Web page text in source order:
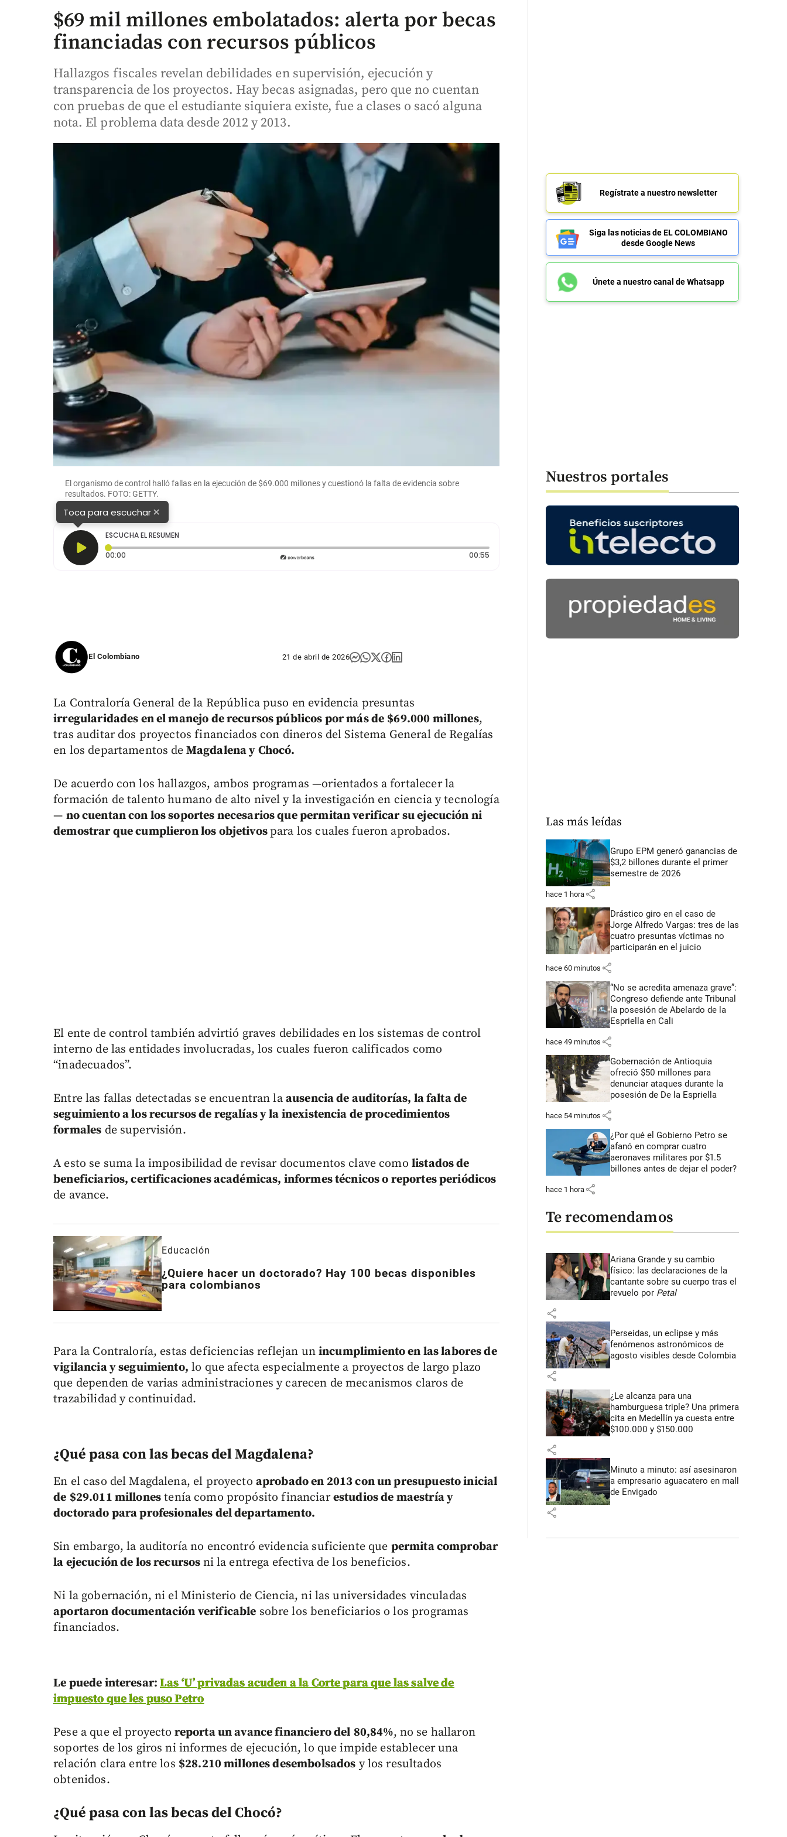
$69 mil millones embolatados: alerta por becas
financiadas con recursos públicos
Hallazgos fiscales revelan debilidades en supervisión, ejecución y
transparencia de los proyectos. Hay becas asignadas, pero que no cuentan
con pruebas de que el estudiante siquiera existe, fue a clases o sacó alguna
nota. El problema data desde 2012 y 2013.
El organismo de control halló fallas en la ejecución de $69.000 millones y cuestionó la falta de evidencia sobre
resultados. FOTO: GETTY.
Toca para escuchar×
ESCUCHA EL RESUMEN
00:00
00:55Duración: 55 segundos
El Colombiano 21 de abril de 2026
La Contraloría General de la República puso en evidencia presuntas
irregularidades en el manejo de recursos públicos por más de $69.000 millones,
tras auditar dos proyectos financiados con dineros del Sistema General de Regalías
en los departamentos de Magdalena y Chocó.
De acuerdo con los hallazgos, ambos programas —orientados a fortalecer la
formación de talento humano de alto nivel y la investigación en ciencia y tecnología
— no cuentan con los soportes necesarios que permitan verificar su ejecución ni
demostrar que cumplieron los objetivospara los cuales fueron aprobados.
El ente de control también advirtió graves debilidades en los sistemas de control
interno de las entidades involucradas, los cuales fueron calificados como
“inadecuados”.
Entre las fallas detectadas se encuentran la ausencia de auditorías, la falta de
seguimiento a los recursos de regalías y la inexistencia de procedimientos
formales de supervisión.
A esto se suma la imposibilidad de revisar documentos clave como listados de
beneficiarios, certificaciones académicas, informes técnicos o reportes periódicos
de avance.
Educación
¿Quiere hacer un doctorado? Hay 100 becas disponibles
para colombianos
Para la Contraloría, estas deficiencias reflejan un incumplimiento en las labores de
vigilancia y seguimiento, lo que afecta especialmente a proyectos de largo plazo
que dependen de varias administraciones y carecen de mecanismos claros de
trazabilidad y continuidad.
¿Qué pasa con las becas del Magdalena?
En el caso del Magdalena, el proyecto aprobado en 2013 con un presupuesto inicial
de $29.011 millones tenía como propósito financiarestudios de maestría y
doctorado para profesionales del departamento.
Sin embargo, la auditoría no encontró evidencia suficiente que permita comprobar
la ejecución de los recursos ni la entrega efectiva de los beneficios.
Ni la gobernación, ni el Ministerio de Ciencia, ni las universidades vinculadas
aportaron documentación verificable sobre los beneficiarios o los programas
financiados.
Le puede interesar:Las ‘U’ privadas acuden a la Corte para que las salve de
impuesto que les puso Petro
Pese a que el proyecto reporta un avance financiero del 80,84%, no se hallaron
soportes de los giros ni informes de ejecución, lo que impide establecer una
relación clara entre los $28.210 millones desembolsados y los resultados
obtenidos.
¿Qué pasa con las becas del Chocó?
Regístrate a nuestro newsletter
Siga las noticias de EL COLOMBIANO
desde Google News
Únete a nuestro canal de Whatsapp
Nuestros portales
Las más leídas
Grupo EPM generó ganancias de
$3,2 billones durante el primer
semestre de 2026
hace 1 hora share
Drástico giro en el caso de
Jorge Alfredo Vargas: tres de las
cuatro presuntas víctimas no
participarán en el juicio
hace 60 minutos share
“No se acredita amenaza grave”:
Congreso defiende ante Tribunal
la posesión de Abelardo de la
Espriella en Cali
hace 49 minutos share
Gobernación de Antioquia
ofreció $50 millones para
denunciar ataques durante la
posesión de De la Espriella
hace 54 minutos share
¿Por qué el Gobierno Petro se
afanó en comprar cuatro
aeronaves militares por $1.5
billones antes de dejar el poder?
hace 1 hora share
Te recomendamos
Ariana Grande y su cambio
físico: las declaraciones de la
cantante sobre su cuerpo tras el
revuelo por Petal
share
Perseidas, un eclipse y más
fenómenos astronómicos de
agosto visibles desde Colombia
share
¿Le alcanza para una
hamburguesa triple? Una primera
cita en Medellín ya cuesta entre
$100.000 y $150.000
share
Minuto a minuto: así asesinaron
a empresario aguacatero en mall
de Envigado
share